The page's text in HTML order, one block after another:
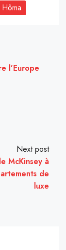
Hôma
l’Europe
Next post
McKinsey à
de
luxe